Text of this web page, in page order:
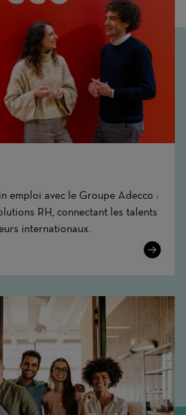
emploi avec le Groupe Adecco :
RH, connectant les talents
internationaux.
Learn